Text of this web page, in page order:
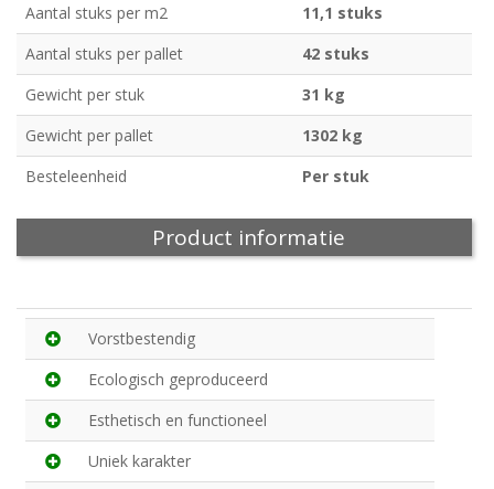
Aantal stuks per m2
11,1 stuks
Aantal stuks per pallet
42 stuks
Gewicht per stuk
31 kg
Gewicht per pallet
1302 kg
Besteleenheid
Per stuk
Product informatie
Vorstbestendig
Ecologisch geproduceerd
Esthetisch en functioneel
Uniek karakter